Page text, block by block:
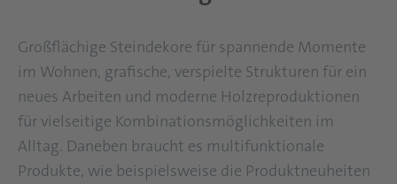
Großflächige Steindekore für spannende Momente
im Wohnen, grafische, verspielte Strukturen für ein
neues Arbeiten und moderne Holzreproduktionen
für vielseitige Kombinationsmöglichkeiten im
Alltag. Daneben braucht es multifunktionale
Produkte, wie beispielsweise die Produktneuheiten